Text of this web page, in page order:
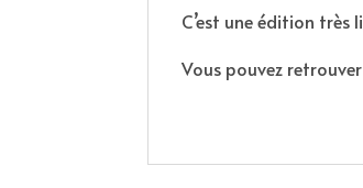
C’est une édition
Vous pouvez